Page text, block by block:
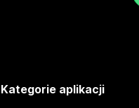
Kategorie aplikacji